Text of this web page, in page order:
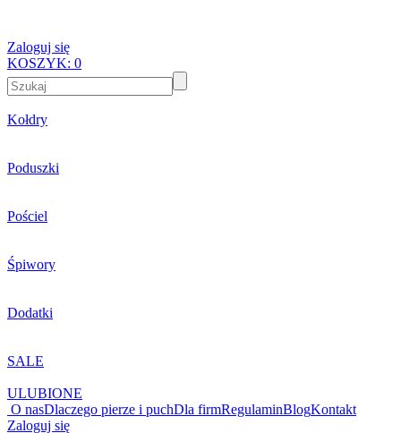
Zaloguj się
KOSZYK: 0
Kołdry
Poduszki
Pościel
Śpiwory
Dodatki
SALE
ULUBIONE
O nasDlaczego pierze i puchDla firmRegulaminBlogKontakt
Zaloguj się